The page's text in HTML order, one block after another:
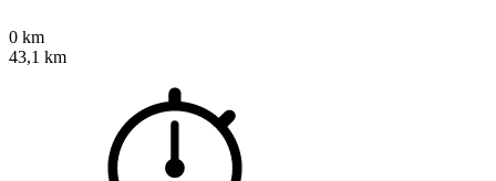
0 km
43,1 km